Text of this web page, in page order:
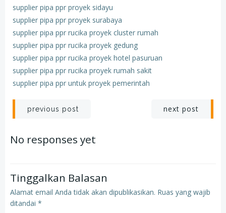
supplier pipa ppr proyek sidayu
supplier pipa ppr proyek surabaya
supplier pipa ppr rucika proyek cluster rumah
supplier pipa ppr rucika proyek gedung
supplier pipa ppr rucika proyek hotel pasuruan
supplier pipa ppr rucika proyek rumah sakit
supplier pipa ppr untuk proyek pemerintah
Post
navigation
previous post next post
No responses yet
Tinggalkan Balasan
Alamat email Anda tidak akan dipublikasikan. Ruas yang wajib
ditandai *